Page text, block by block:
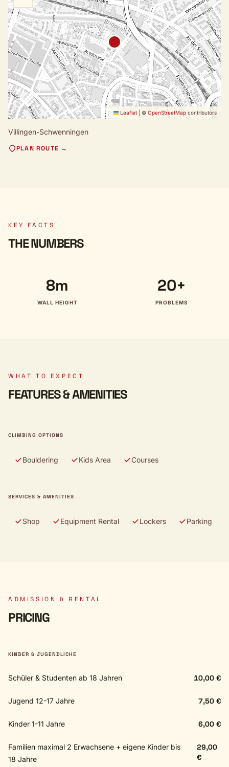
Leaflet © OpenStreetMap contributors
Villingen-Schwenningen
PLAN ROUTE →
KEY FACTS
THE NUMBERS
8m
WALL HEIGHT
20+
PROBLEMS
WHAT TO EXPECT
FEATURES & AMENITIES
CLIMBING OPTIONS
Bouldering Kids Area Courses
SERVICES & AMENITIES
Shop Equipment Rental Lockers Parking
ADMISSION & RENTAL
PRICING
KINDER & JUGENDLICHE
Schüler & Studenten ab 18 Jahren 10,00 €
Jugend 12-17 Jahre 7,50 €
Kinder 1-11 Jahre 6,00 €
Familien maximal 2 Erwachsene + eigene Kinder bis
18 Jahre
29,00
€